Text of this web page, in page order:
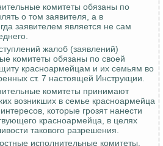
комитеты обязаны по
о том заявителя, а в
заявителем является не сам
жалоб (заявлений)
комитеты обязаны по своей
красноармейцам и их семьям во
ст. 7 настоящей Инструкции.
комитеты принимают
возникших в семье красноармейца
которые грозят нанести
красноармейца, в целях
такового разрешения.
исполнительные комитеты,